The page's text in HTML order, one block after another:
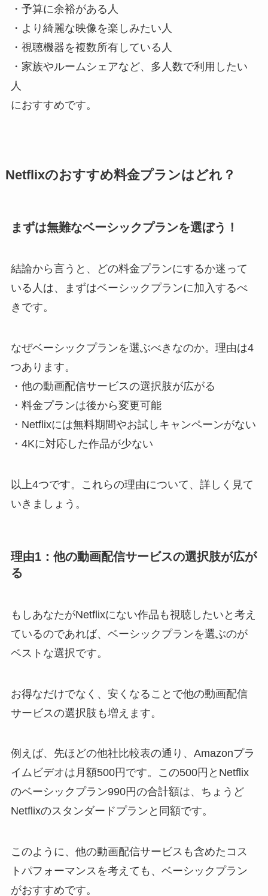
・予算に余裕がある人
・より綺麗な映像を楽しみたい人
・視聴機器を複数所有している人
・家族やルームシェアなど、多人数で利用したい
人
におすすめです。
Netflixのおすすめ料金プランはどれ？
まずは無難なベーシックプランを選ぼう！
結論から言うと、どの料金プランにするか迷って
いる人は、まずはベーシックプランに加入するべ
きです。
なぜベーシックプランを選ぶべきなのか。理由は4
つあります。
・他の動画配信サービスの選択肢が広がる
・料金プランは後から変更可能
・Netflixには無料期間やお試しキャンペーンがない
・4Kに対応した作品が少ない
以上4つです。これらの理由について、詳しく見て
いきましょう。
理由1：他の動画配信サービスの選択肢が広が
る
もしあなたがNetflixにない作品も視聴したいと考え
ているのであれば、ベーシックプランを選ぶのが
ベストな選択です。
お得なだけでなく、安くなることで他の動画配信
サービスの選択肢も増えます。
例えば、先ほどの他社比較表の通り、Amazonプラ
イムビデオは月額500円です。この500円とNetflix
のベーシックプラン990円の合計額は、ちょうど
Netflixのスタンダードプランと同額です。
このように、他の動画配信サービスも含めたコス
トパフォーマンスを考えても、ベーシックプラン
がおすすめです。